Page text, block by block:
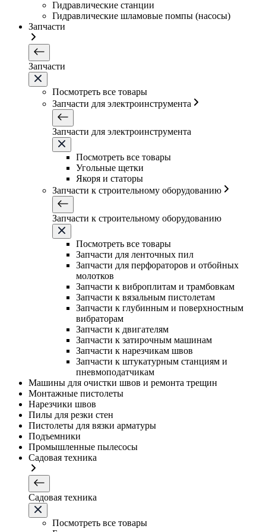
Гидравлические станции
Гидравлические шламовые помпы (насосы)
Запчасти
Запчасти
Посмотреть все товары
Запчасти для электроинструмента
Запчасти для электроинструмента
Посмотреть все товары
Угольные щетки
Якоря и статоры
Запчасти к строительному оборудованию
Запчасти к строительному оборудованию
Посмотреть все товары
Запчасти для ленточных пил
Запчасти для перфораторов и отбойных
молотков
Запчасти к виброплитам и трамбовкам
Запчасти к вязальным пистолетам
Запчасти к глубинным и поверхностным
вибраторам
Запчасти к двигателям
Запчасти к затирочным машинам
Запчасти к нарезчикам швов
Запчасти к штукатурным станциям и
пневмоподатчикам
Машины для очистки швов и ремонта трещин
Монтажные пистолеты
Нарезчики швов
Пилы для резки стен
Пистолеты для вязки арматуры
Подъемники
Промышленные пылесосы
Садовая техника
Садовая техника
Посмотреть все товары